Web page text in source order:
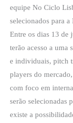
equipe No Ciclo
selecionados para
Entre os dias 13 de
terão acesso a uma
e individuais, pitch
players do
com foco em
serão selecionadas
existe a